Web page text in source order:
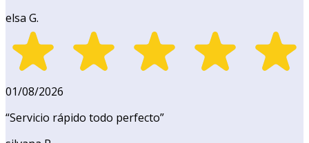
elsa G.
01/08/2026
“Servicio rápido todo perfecto”